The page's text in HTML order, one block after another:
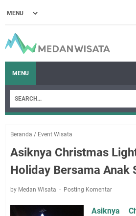
MENU
Beranda / Event Wisata
Asiknya Christmas
Holiday Bersama Anak
by Medan Wisata Posting Komentar
Asiknya